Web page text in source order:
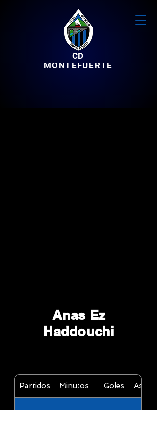
CD
MONTEFUERTE
Anas Ez
Haddouchi
Partidos Minutos Goles